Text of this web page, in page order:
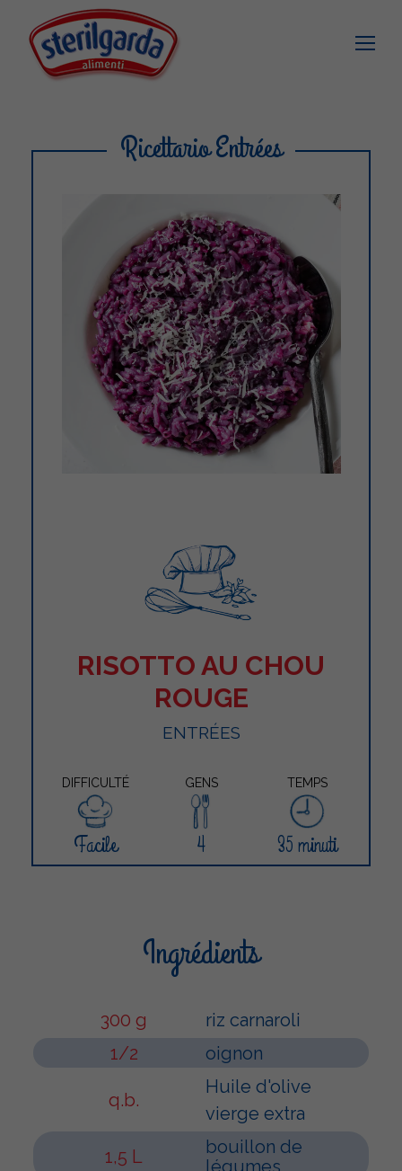
Ricettario Entrées
RISOTTO AU CHOU
ROUGE
ENTRÉES
DIFFICULTÉ GENS TEMPS
Facile 4 35 minuti
Ingrédients
300 g
riz carnaroli
1/2
oignon
q.b.
Huile d'olive
vierge extra
1,5 L
bouillon de
légumes